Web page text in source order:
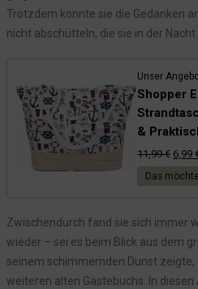
Trotzdem konnte sie die Gedanken
nicht abschütteln, die sie in der
Unser
Shopper
&
11,99€
Preis
6,99
Das
Zwischendurch fand sie sich immer
wieder – sei es beim Blick aus dem
seinem schimmernden Dunst
weiteren alten Gästebuchs. In